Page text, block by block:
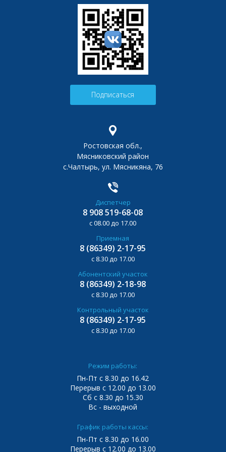
Подписаться
Ростовская обл.,
Мясниковский район
с.Чалтырь, ул. Мясникяна, 76
Диспетчер
8 908 519-68-08
с 08.00 до 17.00
Приемная
8 (86349) 2-17-95
с 8.30 до 17.00
Абонентский участок
8 (86349) 2-18-98
с 8.30 до 17.00
Контрольный участок
8 (86349) 2-17-95
с 8.30 до 17.00
Режим работы:
Пн-Пт с 8.30 до 16.42
Перерыв с 12.00 до 13.00
Сб с 8.30 до 15.30
Вс - выходной
График работы кассы:
Пн-Пт с 8.30 до 16.00
Перерыв с 12.00 до 13.00